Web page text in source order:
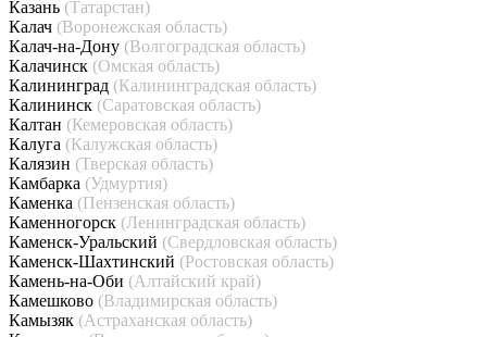
Казань (Татарстан)
Калач (Воронежская область)
Калач-на-Дону (Волгоградская область)
Калачинск (Омская область)
Калининград (Калининградская область)
Калининск (Саратовская область)
Калтан (Кемеровская область)
Калуга (Калужская область)
Калязин (Тверская область)
Камбарка (Удмуртия)
Каменка (Пензенская область)
Каменногорск (Ленинградская область)
Каменск-Уральский (Свердловская область)
Каменск-Шахтинский (Ростовская область)
Камень-на-Оби (Алтайский край)
Камешково (Владимирская область)
Камызяк (Астраханская область)